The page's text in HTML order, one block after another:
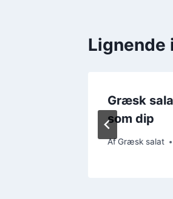
Græsk
som dip
AfGræsk salat